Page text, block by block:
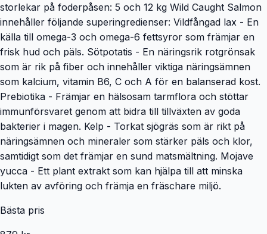
storlekar på foderpåsen: 5 och 12 kg Wild Caught Salmon
innehåller följande superingredienser: Vildfångad lax - En
källa till omega-3 och omega-6 fettsyror som främjar en
frisk hud och päls. Sötpotatis - En näringsrik rotgrönsak
som är rik på fiber och innehåller viktiga näringsämnen
som kalcium, vitamin B6, C och A för en balanserad kost.
Prebiotika - Främjar en hälsosam tarmflora och stöttar
immunförsvaret genom att bidra till tillväxten av goda
bakterier i magen. Kelp - Torkat sjögräs som är rikt på
näringsämnen och mineraler som stärker päls och klor,
samtidigt som det främjar en sund matsmältning. Mojave
yucca - Ett plant extrakt som kan hjälpa till att minska
lukten av avföring och främja en fräschare miljö.
Bästa pris